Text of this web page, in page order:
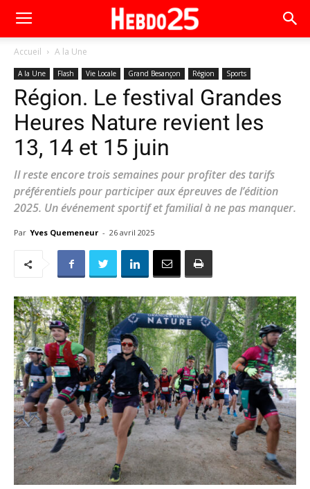
Accueil A la Une
A la Une Flash Vie Locale Grand Besançon Région Sports
Région. Le festival Grandes
Heures Nature revient les
13, 14 et 15 juin
Il reste encore trois semaines pour profiter des tarifs
préférentiels pour participer aux épreuves de l’édition
2025. Un événement sportif et familial à ne pas manquer.
Par Yves Quemeneur - 26 avril 2025